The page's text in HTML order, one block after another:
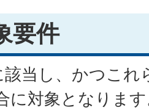
要件
当し、かつこれ
に対象となりま